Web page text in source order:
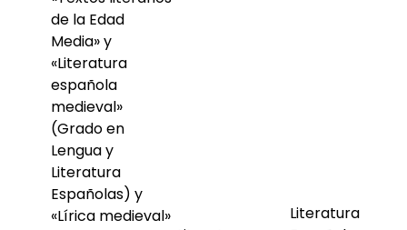
de la Edad
Media» y
«Literatura
española
medieval»
(Grado en
Lengua y
Literatura
Españolas) y
«Lírica medieval»
Literatura